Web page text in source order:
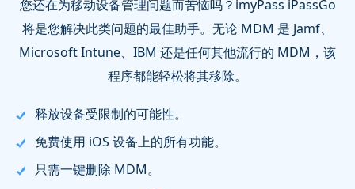
您还在为移动设备管理问题而苦恼吗？imyPass iPassGo
将是您解决此类问题的最佳助手。无论 MDM 是 Jamf、
Microsoft Intune、IBM 还是任何其他流行的 MDM，该
程序都能轻松将其移除。
释放设备受限制的可能性。
免费使用 iOS 设备上的所有功能。
只需一键删除 MDM。